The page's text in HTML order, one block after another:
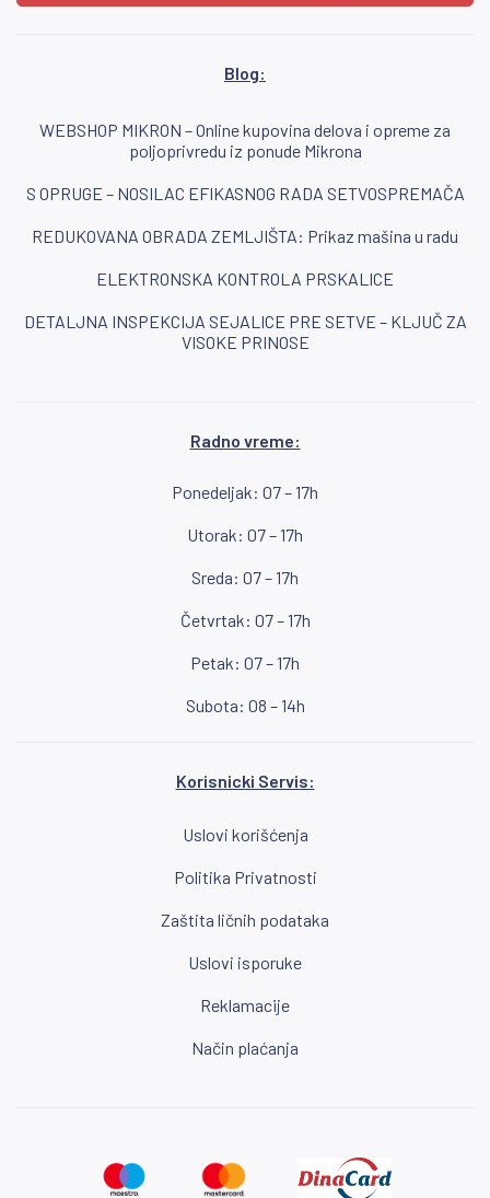
Blog:
WEBSHOP MIKRON – Online kupovina delova i opreme za
poljoprivredu iz ponude Mikrona
S OPRUGE – NOSILAC EFIKASNOG RADA SETVOSPREMAČA
REDUKOVANA OBRADA ZEMLJIŠTA: Prikaz mašina u radu
ELEKTRONSKA KONTROLA PRSKALICE
DETALJNA INSPEKCIJA SEJALICE PRE SETVE – KLJUČ ZA
VISOKE PRINOSE
Radno vreme:
Ponedeljak: 07 – 17h
Utorak: 07 – 17h
Sreda: 07 – 17h
Četvrtak: 07 – 17h
Petak: 07 – 17h
Subota: 08 – 14h
Korisnicki Servis:
Uslovi korišćenja
Politika Privatnosti
Zaštita ličnih podataka
Uslovi isporuke
Reklamacije
Način plaćanja